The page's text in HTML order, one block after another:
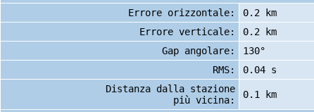
Errore orizzontale:
0.2 km
Errore verticale:
0.2 km
Gap angolare:
130°
RMS:
0.04 s
Distanza dalla stazione
più vicina:
0.1 km